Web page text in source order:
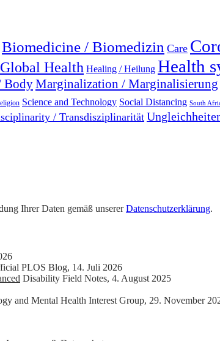
Biomedicine / Biomedizin Care
Global Health Healing / Heilung Health
BodyMarginalization / Marginalisierung
Science and Technology Social Distancing South
/ Transdisziplinarität
Ihrer Daten gemäß unsererDatenschutzerklärung.
PLOS Blog, 14. Juli 2026
Disability Field Notes, 4. August 2025
and Mental Health Interest Group, 29. November